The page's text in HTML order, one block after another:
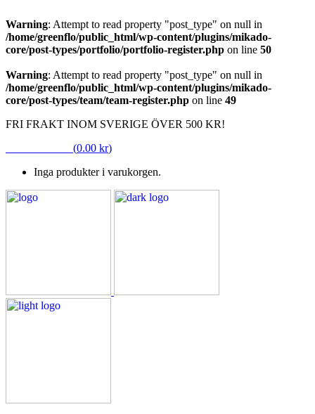
Warning: Attempt to read property "post_type" on null in
/home/greenflo/public_html/wp-content/plugins/mikado-
core/post-types/portfolio/portfolio-register.php on line 50
Warning: Attempt to read property "post_type" on null in
/home/greenflo/public_html/wp-content/plugins/mikado-
core/post-types/team/team-register.php on line 49
FRI FRAKT INOM SVERIGE ÖVER 500 KR!
(0.00 kr)
Inga produkter i varukorgen.